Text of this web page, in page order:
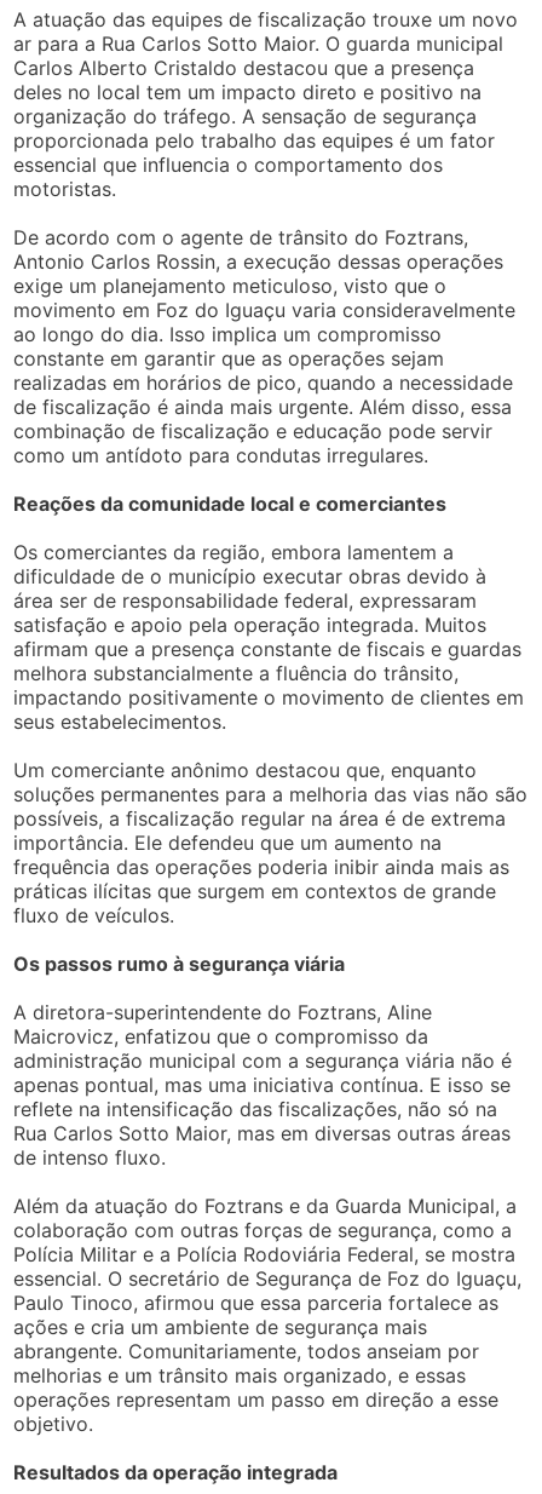
A atuação das equipes de fiscalização trouxe um novo
ar para a Rua Carlos Sotto Maior. O guarda municipal
Carlos Alberto Cristaldo destacou que a presença
deles no local tem um impacto direto e positivo na
organização do tráfego. A sensação de segurança
proporcionada pelo trabalho das equipes é um fator
essencial que influencia o comportamento dos
motoristas.
De acordo com o agente de trânsito do Foztrans,
Antonio Carlos Rossin, a execução dessas operações
exige um planejamento meticuloso, visto que o
movimento em Foz do Iguaçu varia consideravelmente
ao longo do dia. Isso implica um compromisso
constante em garantir que as operações sejam
realizadas em horários de pico, quando a necessidade
de fiscalização é ainda mais urgente. Além disso, essa
combinação de fiscalização e educação pode servir
como um antídoto para condutas irregulares.
Reações da comunidade local e comerciantes
Os comerciantes da região, embora lamentem a
dificuldade de o município executar obras devido à
área ser de responsabilidade federal, expressaram
satisfação e apoio pela operação integrada. Muitos
afirmam que a presença constante de fiscais e guardas
melhora substancialmente a fluência do trânsito,
impactando positivamente o movimento de clientes em
seus estabelecimentos.
Um comerciante anônimo destacou que, enquanto
soluções permanentes para a melhoria das vias não são
possíveis, a fiscalização regular na área é de extrema
importância. Ele defendeu que um aumento na
frequência das operações poderia inibir ainda mais as
práticas ilícitas que surgem em contextos de grande
fluxo de veículos.
Os passos rumo à segurança viária
A diretora-superintendente do Foztrans, Aline
Maicrovicz, enfatizou que o compromisso da
administração municipal com a segurança viária não é
apenas pontual, mas uma iniciativa contínua. E isso se
reflete na intensificação das fiscalizações, não só na
Rua Carlos Sotto Maior, mas em diversas outras áreas
de intenso fluxo.
Além da atuação do Foztrans e da Guarda Municipal, a
colaboração com outras forças de segurança, como a
Polícia Militar e a Polícia Rodoviária Federal, se mostra
essencial. O secretário de Segurança de Foz do Iguaçu,
Paulo Tinoco, afirmou que essa parceria fortalece as
ações e cria um ambiente de segurança mais
abrangente. Comunitariamente, todos anseiam por
melhorias e um trânsito mais organizado, e essas
operações representam um passo em direção a esse
objetivo.
Resultados da operação integrada